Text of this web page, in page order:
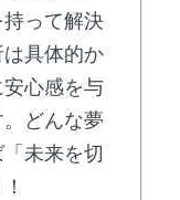
って解決
具体的か
心感を与
どんな夢
未来を切